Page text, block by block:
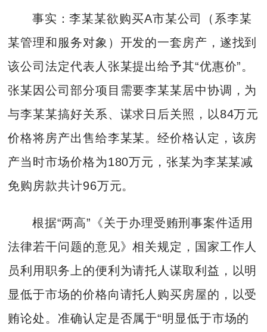
事实：李某某欲购买A市某公司（系李某
某管理和服务对象）开发的一套房产，遂找到
该公司法定代表人张某提出给予其“优惠价”。
张某因公司部分项目需要李某某居中协调，为
与李某某搞好关系、谋求日后关照，以84万元
价格将房产出售给李某某。经价格认定，该房
产当时市场价格为180万元，张某为李某某减
免购房款共计96万元。
根据“两高”《关于办理受贿刑事案件适用
法律若干问题的意见》相关规定，国家工作人
员利用职务上的便利为请托人谋取利益，以明
显低于市场的价格向请托人购买房屋的，以受
贿论处。准确认定是否属于“明显低于市场的